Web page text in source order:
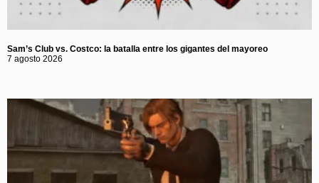
Sam’s Club vs. Costco: la batalla entre los gigantes del mayoreo
7 agosto 2026